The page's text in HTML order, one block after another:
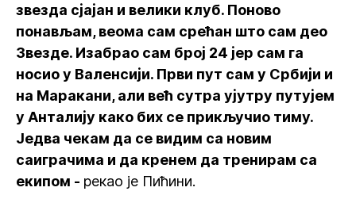
звезда сјајан и велики клуб. Поново
понављам, веома сам срећан што сам део
Звезде. Изабрао сам број 24 јер сам га
носио у Валенсији. Први пут сам у Србији и
на Маракани, али већ сутра ујутру путујем
у Анталију како бих се прикључио тиму.
Једва чекам да се видим са новим
саиграчима и да кренем да тренирам са
екипом - рекао је Пићини.